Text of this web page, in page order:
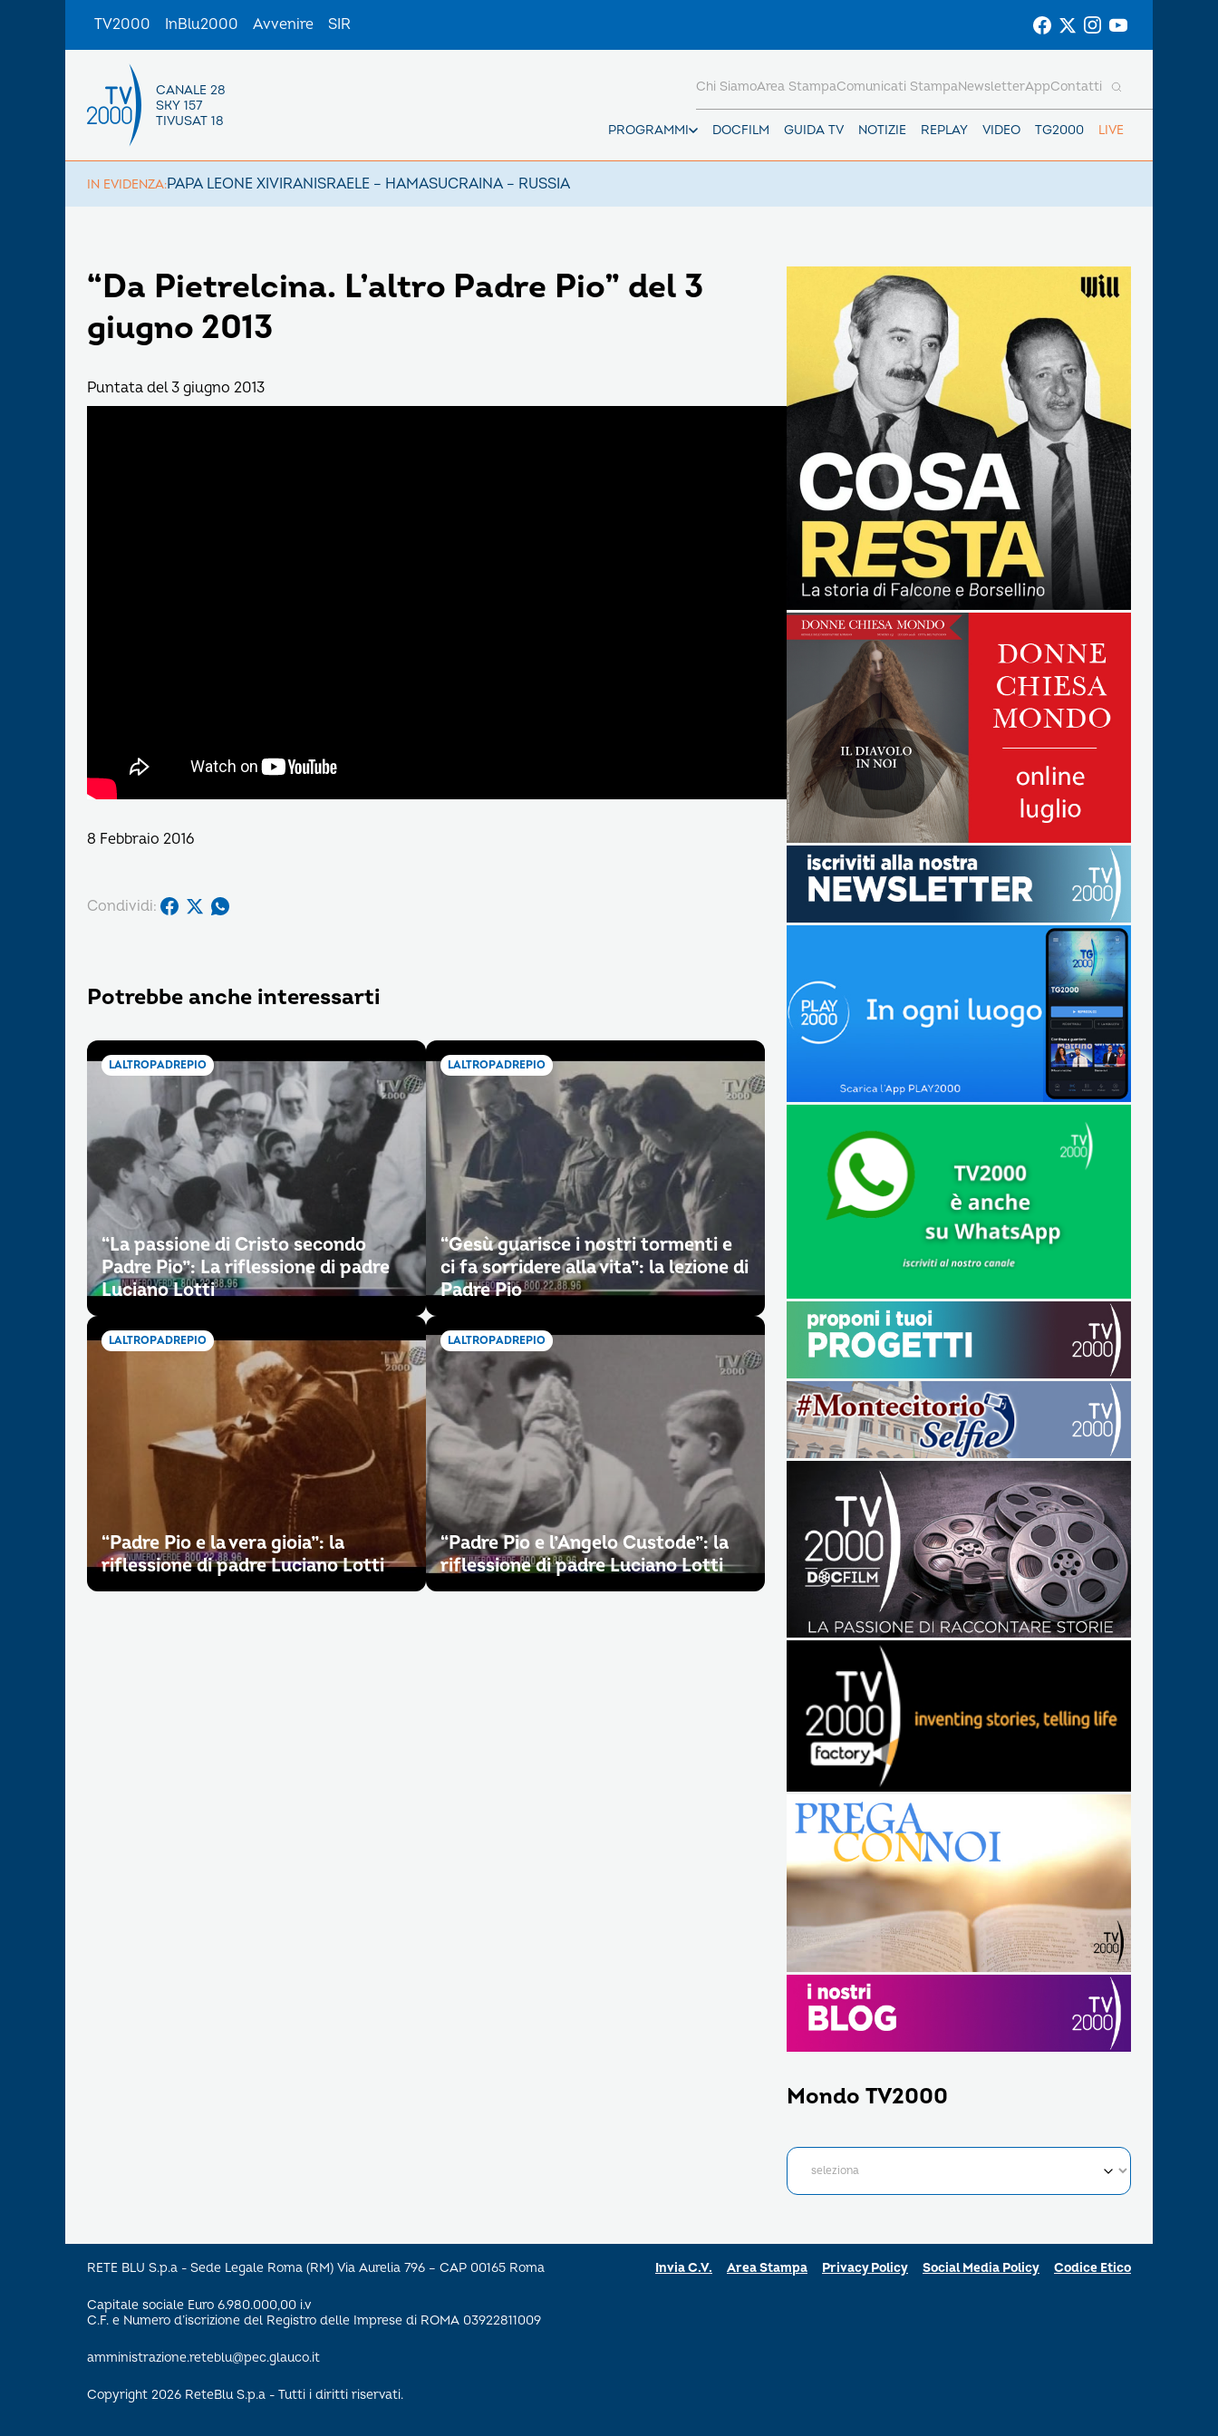
TV2000 InBlu2000 Avvenire SIR
CANALE 28
SKY 157
TIVUSAT 18
PROGRAMMI DOCFILM GUIDA TV NOTIZIE REPLAY VIDEO TG2000 LIVE
Chi SiamoArea StampaComunicati StampaNewsletterAppContatti
IN EVIDENZA:PAPA LEONE XIVIRANISRAELE – HAMASUCRAINA – RUSSIA
“Da Pietrelcina. L’altro Padre Pio” del 3
giugno 2013
Puntata del 3 giugno 2013
8 Febbraio 2016
Condividi:
Potrebbe anche interessarti
LALTROPADREPIO
“La passione di Cristo secondo
Padre Pio”: La riflessione di padre
Luciano Lotti
LALTROPADREPIO
“Gesù guarisce i nostri tormenti e
ci fa sorridere alla vita”: la lezione di
Padre Pio
LALTROPADREPIO
“Padre Pio e la vera gioia”: la
riflessione di padre Luciano Lotti
LALTROPADREPIO
“Padre Pio e l’Angelo Custode”: la
riflessione di padre Luciano Lotti
Mondo TV2000
RETE BLU S.p.a - Sede Legale Roma (RM) Via Aurelia 796 – CAP 00165 Roma
Capitale sociale Euro 6.980.000,00 i.v
C.F. e Numero d’iscrizione del Registro delle Imprese di ROMA 03922811009
amministrazione.reteblu@pec.glauco.it
Copyright 2026 ReteBlu S.p.a - Tutti i diritti riservati.
Invia C.V. Area Stampa Privacy Policy Social Media Policy Codice Etico